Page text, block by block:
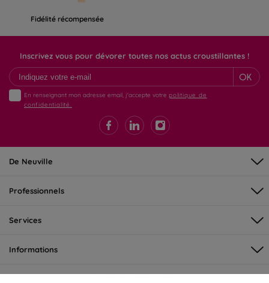
Fidélité récompensée
Inscrivez vous pour dévorer toutes nos actus croustillantes !
OK
En renseignant mon adresse email, j'accepte votre politique de
confidentialité.
De Neuville
Professionnels
Services
Informations